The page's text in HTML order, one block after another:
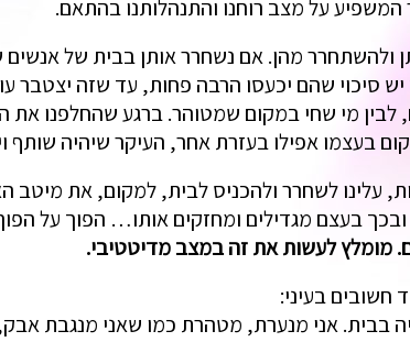
על מצב רוחנו והתנהלותנו בהתאם.
ולהשתחרר מהן. אם נשחרר אותן בבית של
יש סיכוי שהם יכעסו הרבה פחות, עד שזה יצטבר
מי שחי במקום שמטוהר. ברגע שהחלפנו את
אפילו בעזרת אחר, העיקר שיהיה שותף
עלינו לשחרר ולהכניס לבית, למקום, את מיטב
בעצם מגדילים ומחזקים אותו… הפוך על
מומלץ לעשות את זה במצב מדיטטיבי.
חשובים בעיני:
בבית. אני מנערת, מטהרת כמו שאני מנגבת